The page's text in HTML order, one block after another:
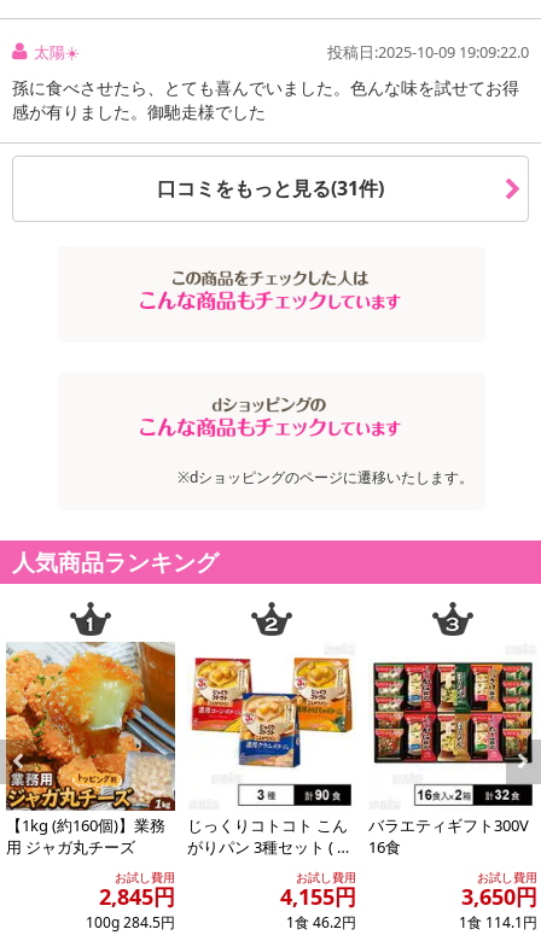
太陽☀️ 投稿日:2025-10-09 19:09:22.0
孫に食べさせたら、とても喜んでいました。色んな味を試せてお得
感が有りました。御馳走様でした
口コミをもっと見る(31件)
※dショッピングのページに遷移いたします。
人気商品ランキング
Previous
【1kg (約160個)】業務
用 ジャガ丸チーズ
お試し費用
2,845円
100g 284.5円
じっくりコトコト こん
がりパン 3種セット ( 濃
厚コーンポタージュ /
お試し費用
4,155円
1食 46.2円
バラエティギフト300V
16食
お試し費用
3,650円
1食 114.1円
Next